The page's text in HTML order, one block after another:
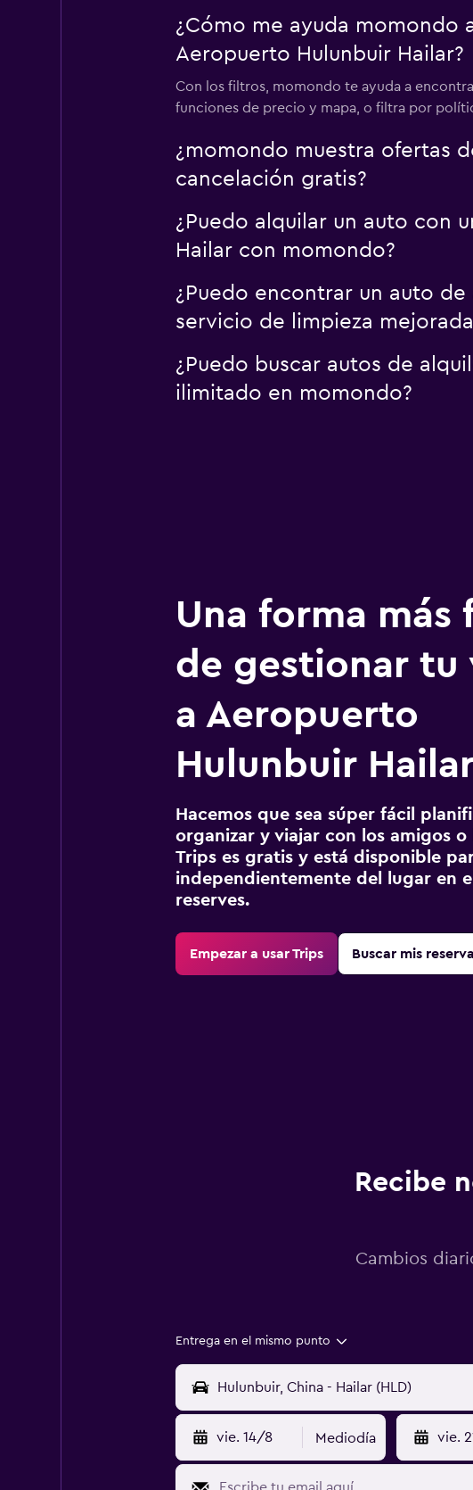
¿Cómo me ayuda momondo
Aeropuerto Hulunbuir Hailar?
Con los filtros, momondo te ayuda a
funciones de precio y mapa, o filtra por
¿momondo muestra ofertas
cancelación gratis?
¿Puedo alquilar un auto con
Hailar con momondo?
¿Puedo encontrar un auto
servicio de limpieza
¿Puedo buscar autos de
ilimitado en momondo?
Una forma más
de gestionar tu
a Aeropuerto
Hulunbuir
Hacemos que sea súper fácil
organizar y viajar con los amigos o
Trips es gratis y está disponible
independientemente del lugar en
reserves.
Empezar a usar Trips Buscar mis
Recibe
Cambios
Entrega en el mismo punto
vie. 14/8 Mediodía vie.